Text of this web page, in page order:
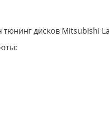
18.10.2024
и качественное
. Обращался не
всегда работа
в оговоренные сроки.
подборе автозапчастей.
Есть шиномонтаж что
все в одном месте.
дисков Mitsubishi